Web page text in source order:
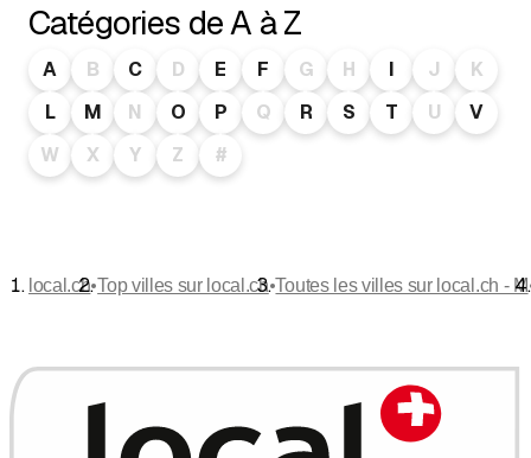
Catégories de A à Z
A B C D E F G H I J
K
L
M N O P Q R S T U
V
W
X Y Z #
local.ch•Top villes sur local.ch•Toutes les villes sur local.ch - M